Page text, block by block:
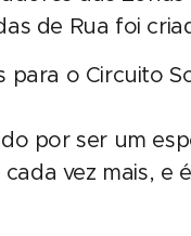
de Rua foi
por ser um
vez mais, e